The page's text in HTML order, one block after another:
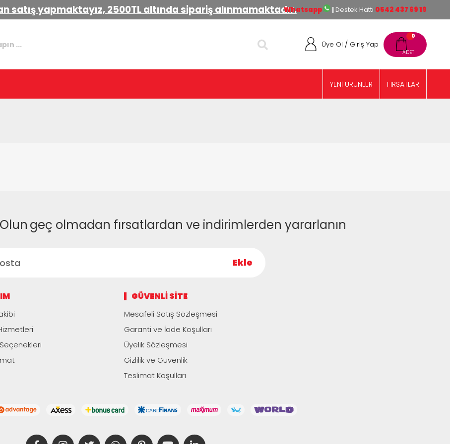
satış yapmaktayız, 2500TL altında sipariş alınmamaktadır.Whatsapp |Destek Hattı 0542 437 69 19
0
Üye Ol / Giriş Yap
FIRSATLAR
YENİ ÜRÜNLER
geç olmadan fırsatlardan ve indirimlerden yararlanın
Ekle
GÜVENLI SITE
Mesafeli Satış Sözleşmesi
Garanti ve İade Koşulları
Üyelik Sözleşmesi
Gizlilik ve Güvenlik
Teslimat Koşulları